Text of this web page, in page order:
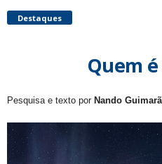
Destaques
Quem
Pesquisa e texto por Nando